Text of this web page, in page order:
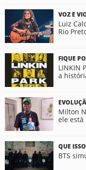
VOZ E
Luiz
Rio
FIQUE
LINKIN
a
Milton
ele está
QUE
BTS